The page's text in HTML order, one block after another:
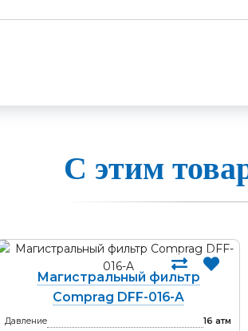
С этим
Магистральный фильтр
Comprag DFF-016-A
Давление
16 атм